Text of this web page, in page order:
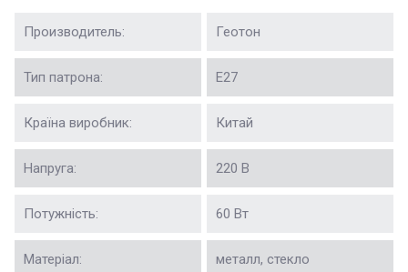
Производитель: Геотон
Тип патрона: Е27
Країна виробник: Китай
Напруга: 220 В
Потужність: 60 Вт
Матеріал: металл, стекло